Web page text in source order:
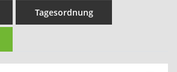
Tagesordnung